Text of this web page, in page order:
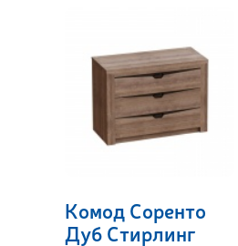
Комод Соренто
Дуб Стирлинг